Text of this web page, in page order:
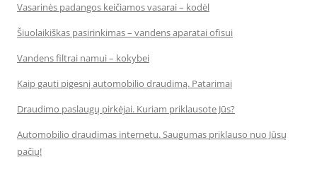
Vasarinės padangos keičiamos vasarai – kodėl
Šiuolaikiškas pasirinkimas – vandens aparatai ofisui
Vandens filtrai namui – kokybei
Kaip gauti pigesnį automobilio draudimą. Patarimai
Draudimo paslaugų pirkėjai. Kuriam priklausote Jūs?
Automobilio draudimas internetu. Saugumas priklauso nuo Jūsų
pačių!